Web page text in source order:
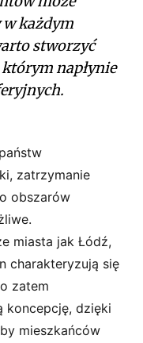
każdym
stworzyć
napłynie
zatrzymanie
obszarów
miasta jak Łódź,
charakteryzują się
zatem
koncepcję, dzięki
mieszkańców